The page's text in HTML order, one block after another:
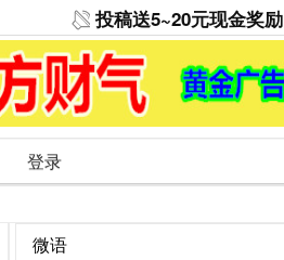
投稿送5~20元现金奖励
登录
微语